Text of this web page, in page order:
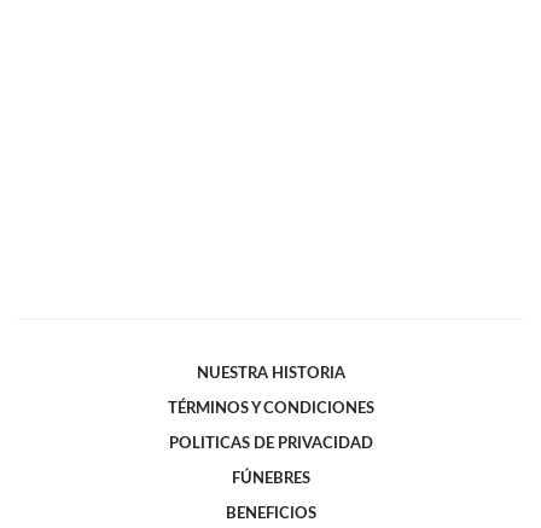
NUESTRA HISTORIA
TÉRMINOS Y CONDICIONES
POLITICAS DE PRIVACIDAD
FÚNEBRES
BENEFICIOS